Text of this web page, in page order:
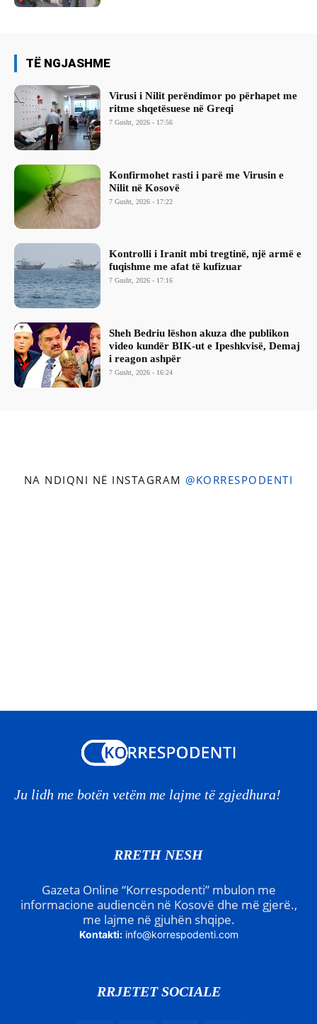
TË NGJASHME
Virusi i Nilit perëndimor po përhapet me
ritme shqetësuese në Greqi
7 Gusht, 2026 - 17:56
Konfirmohet rasti i parë me Virusin e
Nilit në Kosovë
7 Gusht, 2026 - 17:22
Kontrolli i Iranit mbi tregtinë, një armë e
fuqishme me afat të kufizuar
7 Gusht, 2026 - 17:16
Sheh Bedriu lëshon akuza dhe publikon
video kundër BIK-ut e Ipeshkvisë, Demaj
i reagon ashpër
7 Gusht, 2026 - 16:24
NA NDIQNI NË INSTAGRAM @KORRESPODENTI
Ju lidh me botën vetëm me lajme të zgjedhura!
RRETH NESH
Gazeta Online “Korrespodenti” mbulon me
informacione audiencën në Kosovë dhe më gjerë.,
me lajme në gjuhën shqipe.
Kontakti: info@korrespodenti.com
RRJETET SOCIALE